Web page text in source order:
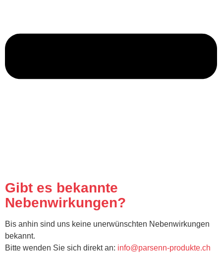
Gibt es bekannte
Nebenwirkungen?
Bis anhin sind uns keine unerwünschten Nebenwirkungen
bekannt.
Bitte wenden Sie sich direkt an: info@parsenn-produkte.ch